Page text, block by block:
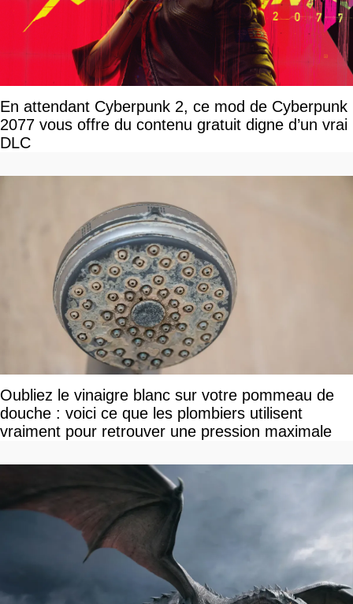
En attendant Cyberpunk 2, ce mod de Cyberpunk
2077 vous offre du contenu gratuit digne d’un vrai
DLC
Oubliez le vinaigre blanc sur votre pommeau de
douche : voici ce que les plombiers utilisent
vraiment pour retrouver une pression maximale